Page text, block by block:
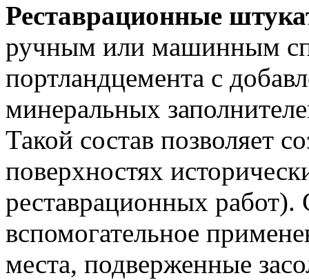
Реставрационные
ручным или машинным
портландцемента с
минеральных
Такой состав позволяет
поверхностях
реставрационных
вспомогательное
места, подверженные